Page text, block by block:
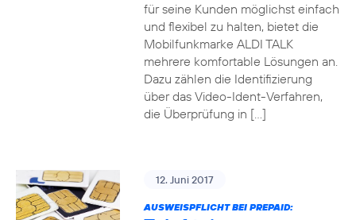
für seine Kunden möglichst einfach
und flexibel zu halten, bietet die
Mobilfunkmarke ALDI TALK
mehrere komfortable Lösungen an.
Dazu zählen die Identifizierung
über das Video-Ident-Verfahren,
die Überprüfung in […]
12. Juni 2017
AUSWEISPFLICHT BEI PREPAID: